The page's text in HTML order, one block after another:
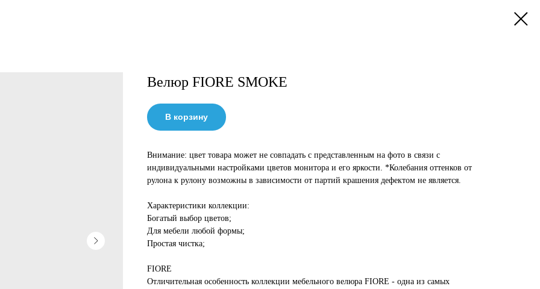
Велюр FIORE SMOKE
В корзину
Внимание: цвет товара может не совпадать с представленным на фото в связи с
индивидуальными настройками цветов монитора и его яркости. *Колебания оттенков от
рулона к рулону возможны в зависимости от партий крашения дефектом не является.
Характеристики коллекции:
Богатый выбор цветов;
Для мебели любой формы;
Простая чистка;
FIORE
Отличительная особенность коллекции мебельного велюра FIORE - одна из самых